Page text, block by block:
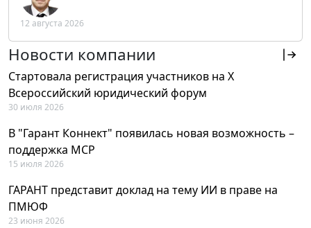
12 августа 2026
Новости компании
Стартовала регистрация участников на X
Всероссийский юридический форум
30 июля 2026
В "Гарант Коннект" появилась новая возможность –
поддержка MCP
15 июля 2026
ГАРАНТ представит доклад на тему ИИ в праве на
ПМЮФ
23 июня 2026